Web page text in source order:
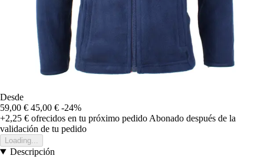
Desde
59,00 € 45,00 € -24%
+2,25 € ofrecidos en tu próximo pedido Abonado después de la
validación de tu pedido
Loading...
Descripción